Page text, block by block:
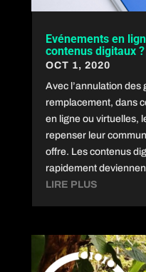
Evénements en
contenus digitaux ?
OCT 1, 2020
Avec l’annulation
remplacement, dans
en ligne ou virtuelles,
repenser leur
offre. Les contenus
rapidement
LIRE PLUS